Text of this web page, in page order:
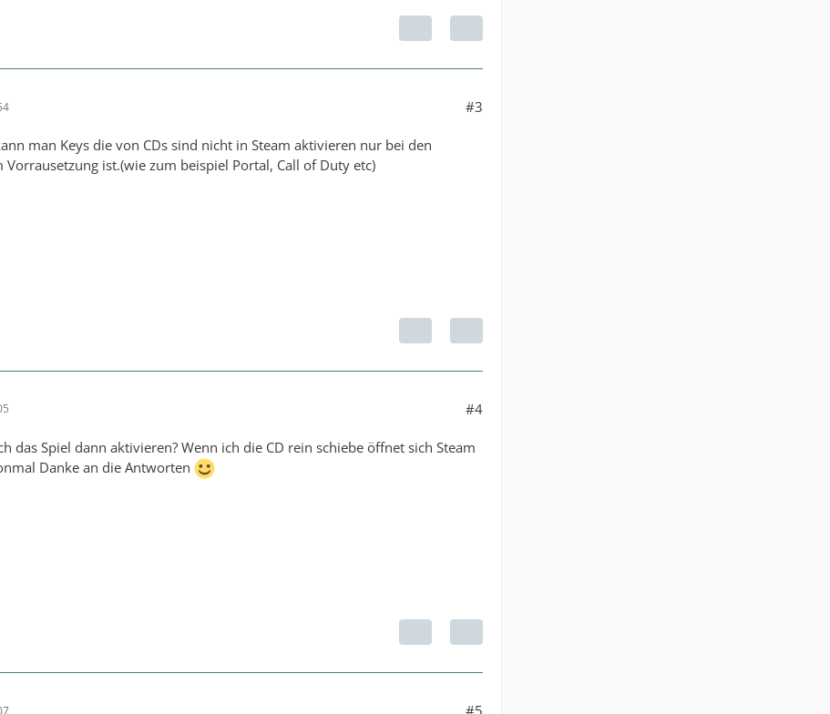
#3
man Keys die von CDs sind nicht in Steam aktivieren nur bei den
Vorrausetzung ist.(wie zum beispiel Portal, Call of Duty etc)
#4
das Spiel dann aktivieren? Wenn ich die CD rein schiebe öffnet sich Steam
Danke an die Antworten